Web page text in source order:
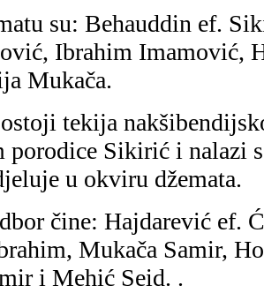
su: Behauddin ef.
Ibrahim Imamović,
Mukača.
tekija
porodice Sikirić i nalazi
u okviru džemata.
čine: Hajdarević ef.
Mukača Samir,
i Mehić Seid. .